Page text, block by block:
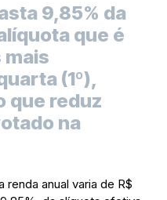
9,85% da
que é
mais
(1º),
que reduz
na
anual varia de R$